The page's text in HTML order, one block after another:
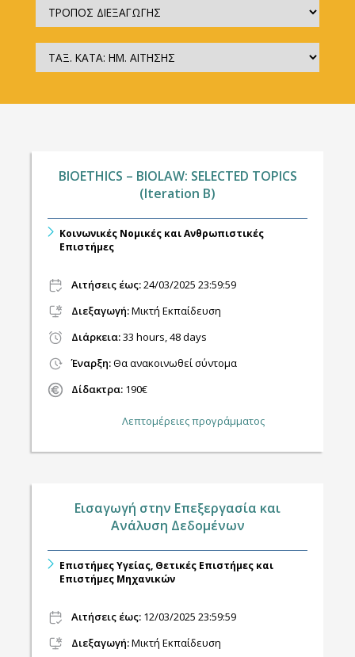
BIOETHICS – BIOLAW: SELECTED TOPICS
(Iteration B)
Κοινωνικές Νομικές και Ανθρωπιστικές
Επιστήμες
Αιτήσεις έως:24/03/2025 23:59:59
Διεξαγωγή:Μικτή Εκπαίδευση
Διάρκεια:33 hours, 48 days
Έναρξη:Θα ανακοινωθεί σύντομα
Δίδακτρα: 190€
Λεπτομέρειες προγράμματος
Εισαγωγή στην Επεξεργασία και
Ανάλυση Δεδομένων
Επιστήμες Υγείας, Θετικές Επιστήμες και
Επιστήμες Μηχανικών
Αιτήσεις έως: 12/03/2025 23:59:59
Διεξαγωγή:Μικτή Εκπαίδευση